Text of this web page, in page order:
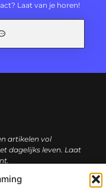
Laat van je horen!
artikelen vol
dagelijks leven. Laat